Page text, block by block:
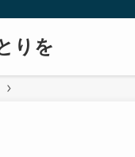
りを